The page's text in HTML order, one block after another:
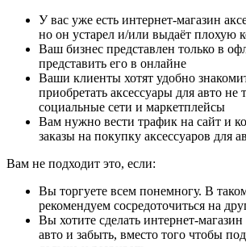
У вас уже есть интернет-магазин
но он устарел и/или выдаёт плохую
Ваш бизнес представлен только в
представить его в онлайне
Ваши клиенты хотят удобно
приобретать аксессуары для авто не
социальные сети и маркетплейсы
Вам нужно вести трафик на сайт и
заказы на покупку аксессуаров для
Вам не подходит это, если:
Вы торгуете всем понемногу. В
рекомендуем сосредоточиться на
Вы хотите сделать интернет-магазин
авто и забыть, вместо того чтобы